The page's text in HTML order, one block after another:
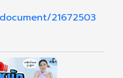
21672503